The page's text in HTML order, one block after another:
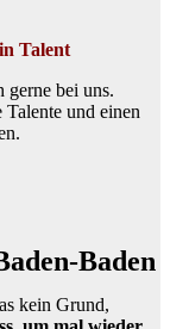
Talent
gerne bei uns.
Talente und einen
Baden
kein Grund,